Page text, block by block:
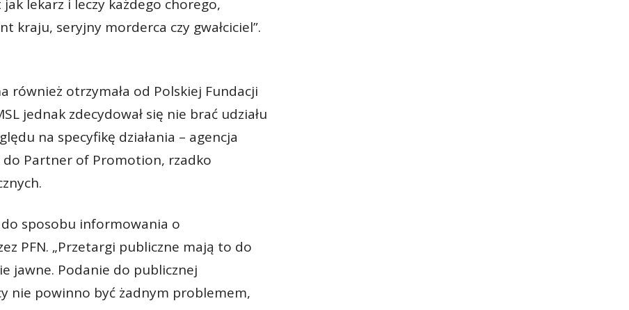
lekarz i leczy każdego chorego,
kraju, seryjny morderca czy gwałciciel”.
również otrzymała od Polskiej Fundacji
jednak zdecydował się nie brać udziału
na specyfikę działania – agencja
Partner of Promotion, rzadko
do sposobu informowania o
PFN. „Przetargi publiczne mają to do
jawne. Podanie do publicznej
nie powinno być żadnym problemem,